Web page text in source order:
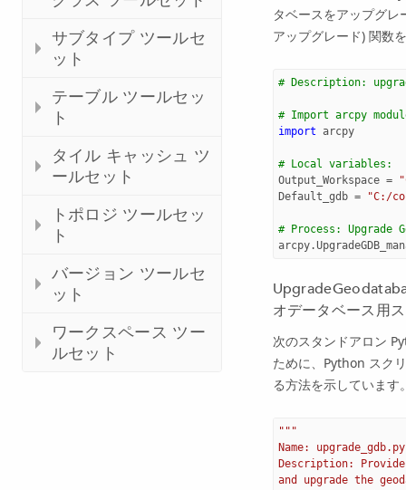
サブタイプ ツールセ
ット
テーブル ツールセッ
ト
タイル キャッシュ ツ
ールセット
トポロジ ツールセッ
ト
バージョン ツールセ
ット
ワークスペース ツー
ルセット
タベースをアップグ
アップグレード) 関数
# Description:
# Import arcpy
import arcpy
# Local variables:
Output_Workspace =
Default_gdb = "C:/
# Process: Upgrade
arcpy.
オデータベース用
次のスタンドアロン
ために、Python スク
る方法を示しています
"""
Name: upgrade_gdb.py
Description:
and upgrade the